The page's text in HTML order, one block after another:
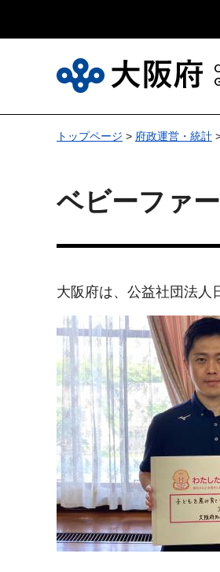
トップページ > 府政運営・統計
ベビーファ
大阪府は、公益社団法人